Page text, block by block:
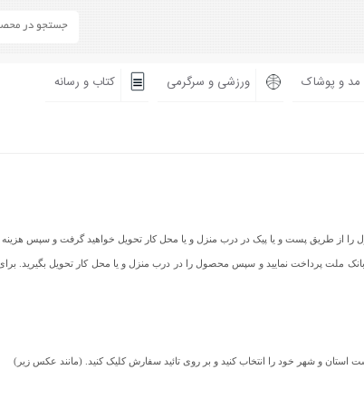
مد و پوشاک ورزشی و سرگرمی کتاب و رسانه
را از طریق پست و یا پیک در درب منزل و یا محل کار تحویل خواهید گرفت و سپس
ابتدا از طریق درگاه بانک ملت پرداخت نمایید و سپس محصول را در درب منزل و یا محل کار تحویل